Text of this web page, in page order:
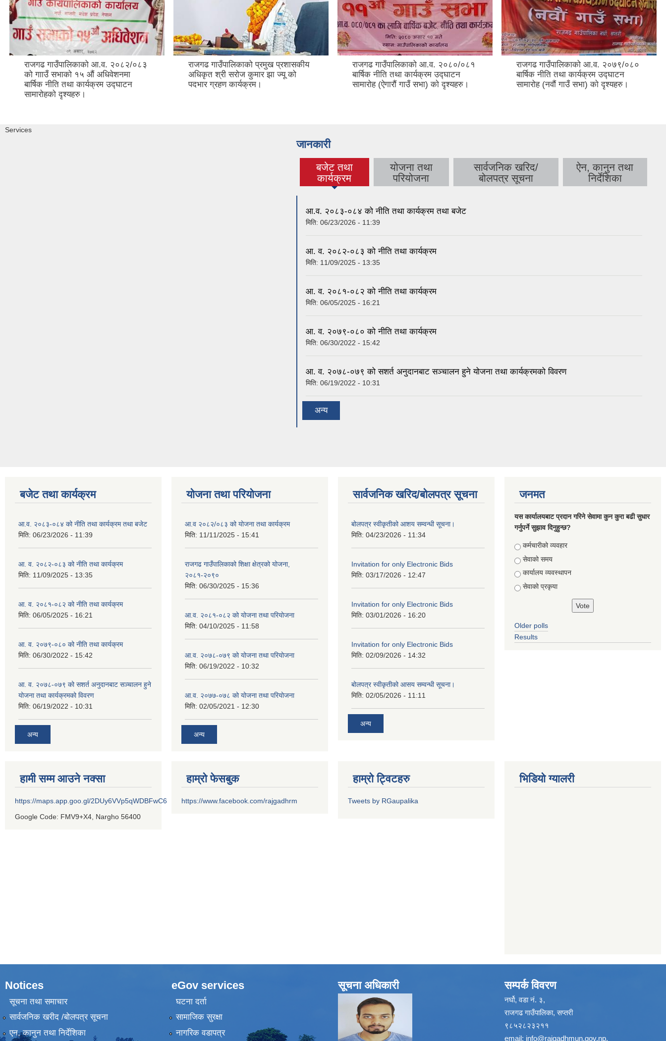
राजगढ गाउँपालिकाको आ.व. २०८२/०८३
को गााउँ सभाको १५ औं अधिवेशनमा
बार्षिक नीति तथा कार्यक्रम उद्घाटन
सामारोहकाे दृश्यहरु।
राजगढ गाउँपालिकाको प्रमुख प्रशासकीय
अधिकृत श्री सरोज कुमार झा ज्यू को
पदभार ग्रहण कार्यक्रम।
राजगढ गाउँपालिकाको आ.व. २०८०/०८१
बार्षिक नीति तथा कार्यक्रम उद्घाटन
सामारोह (ऐगारौं गाउँ सभा) काे दृश्यहरु।
राजगढ गाउँपालिकाको आ.व. २०७९/०८०
बार्षिक नीति तथा कार्यक्रम उद्घाटन
सामारोह (नवौं गाउँ सभा) काे दृश्यहरु।
Services
जानकारी
बजेट तथा
कार्यक्रम
(active tab)
योजना तथा
परियोजना
सार्वजनिक खरिद/
बोलपत्र सूचना
ऐन, कानुन तथा
निर्देशिका
आ.व. २०८३-०८४ को नीति तथा कार्यक्रम तथा बजेट
मिति: 06/23/2026 - 11:39
आ. व. २०८२-०८३ को नीति तथा कार्यक्रम
मिति: 11/09/2025 - 13:35
आ. व. २०८१-०८२ को नीति तथा कार्यक्रम
मिति: 06/05/2025 - 16:21
आ. व. २०७९-०८० को नीति तथा कार्यक्रम
मिति: 06/30/2022 - 15:42
आ. व. २०७८-०७९ को सशर्त अनुदानबाट सञ्चालन हुने योजना तथा कार्यक्रमको विवरण
मिति: 06/19/2022 - 10:31
अन्य
बजेट तथा कार्यक्रम
आ.व. २०८३-०८४ को नीति तथा कार्यक्रम तथा बजेट
मिति: 06/23/2026 - 11:39
आ. व. २०८२-०८३ को नीति तथा कार्यक्रम
मिति: 11/09/2025 - 13:35
आ. व. २०८१-०८२ को नीति तथा कार्यक्रम
मिति: 06/05/2025 - 16:21
आ. व. २०७९-०८० को नीति तथा कार्यक्रम
मिति: 06/30/2022 - 15:42
आ. व. २०७८-०७९ को सशर्त अनुदानबाट सञ्चालन हुने
योजना तथा कार्यक्रमको विवरण
मिति: 06/19/2022 - 10:31
अन्य
योजना तथा परियोजना
आ.व २०८२/०८३ को योजना तथा कार्यक्रम
मिति: 11/11/2025 - 15:41
राजगढ गाउँपालिकाको शिक्षा क्षेत्रको योजना,
२०८१-२०९०
मिति: 06/30/2025 - 15:36
आ.व. २०८१-०८२ को योजना तथा परियोजना
मिति: 04/10/2025 - 11:58
आ.व. २०७८-०७९ को योजना तथा परियोजना
मिति: 06/19/2022 - 10:32
आ.व. २०७७-०७८ को योजना तथा परियोजना
मिति: 02/05/2021 - 12:30
अन्य
सार्वजनिक खरिद/बोलपत्र सूचना
बोलपत्र स्वीकृतीको आशय सम्वन्धी सूचना।
मिति: 04/23/2026 - 11:34
Invitation for only Electronic Bids
मिति: 03/17/2026 - 12:47
Invitation for only Electronic Bids
मिति: 03/01/2026 - 16:20
Invitation for only Electronic Bids
मिति: 02/09/2026 - 14:32
बोलपत्र स्वीकृतीको आसय सम्वन्धी सूचना।
मिति: 02/05/2026 - 11:11
अन्य
जनमत
यस कार्यालयबाट प्रदान गरिने सेवामा कुन कुरा बढी सुधार
गर्नुपर्ने सुझाव दिनुहुन्छ?
Choices
कर्मचारीको व्यवहार
सेवाको समय
कार्यालय व्यवस्थापन
सेवाको प्रकृया
Older polls
Results
हामी सम्म आउने नक्सा
https://maps.app.goo.gl/2DUy6VVp5qWDBFwC6
Google Code: FMV9+X4, Nargho 56400
हाम्रो फेसबुक
https://www.facebook.com/rajgadhrm
हाम्रो ट्विटहरु
Tweets by RGaupalika
भिडियो ग्यालरी
Notices
सूचना तथा समाचार
सार्वजनिक खरीद /बोलपत्र सूचना
एन, कानुन तथा निर्देशिका
eGov services
घटना दर्ता
सामाजिक सुरक्षा
नागरिक वडापत्र
सूचना अधिकारी सम्पर्क विवरण
नर्घो, वडा नं. ३,
राजगढ गाउँपालिका, सप्तरी
९८५२८२३२११
email: info@rajgadhmun.gov.np,